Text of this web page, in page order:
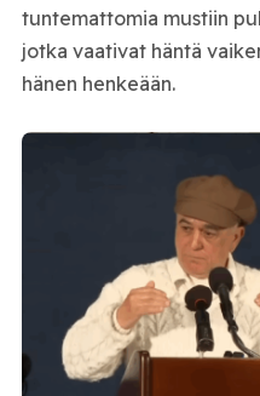
tuntemattomia mustiin
jotka vaativat häntä
hänen henkeään.